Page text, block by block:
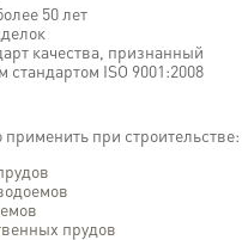
50 лет
качества, признанный
ISO 9001:2008
при строительстве:
прудов